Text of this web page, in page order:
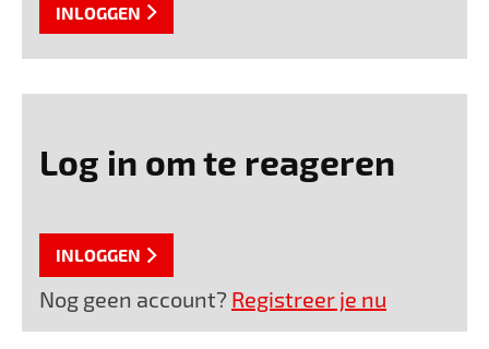
INLOGGEN
Log in om te reageren
INLOGGEN
Nog geen account? Registreer je nu